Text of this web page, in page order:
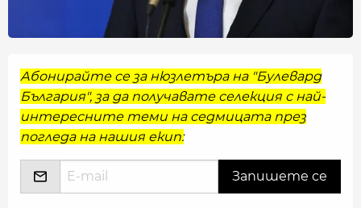
Абонирайте се за нюзлетъра на "Булевард
България", за да получавате селекция с най-
интересните теми на седмицата през
погледа на нашия екип: